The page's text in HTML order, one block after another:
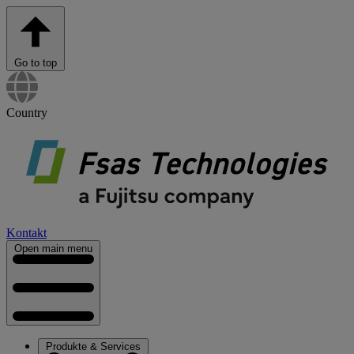
Go to top
Country
Kontakt
Open main menu
Produkte & Services